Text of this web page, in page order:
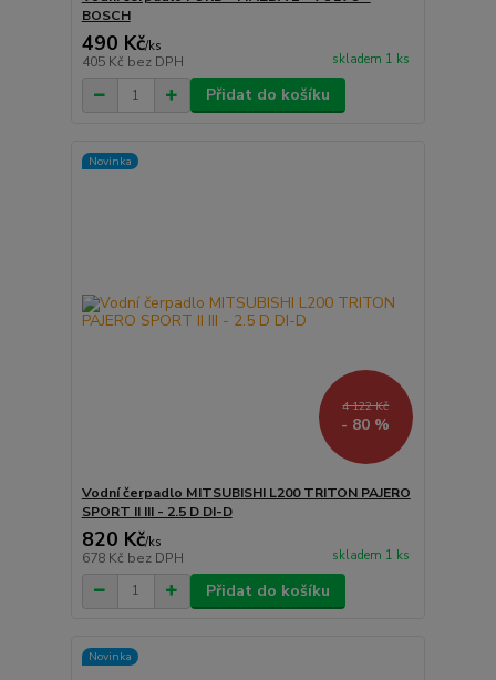
BOSCH
490 Kč/ks
405 Kč bez DPH skladem 1 ks
Přidat do košíku
Novinka
4 122 Kč
- 80 %
Vodní čerpadlo MITSUBISHI L200 TRITON PAJERO
SPORT II III - 2.5 D DI-D
820 Kč/ks
678 Kč bez DPH skladem 1 ks
Přidat do košíku
Novinka